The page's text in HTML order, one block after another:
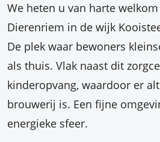
We heten u van harte
Dierenriem in de wijk
De plek waar bewoners
als thuis. Vlak naast dit
kinderopvang, waardoor er
brouwerij is. Een fijne
energieke sfeer.